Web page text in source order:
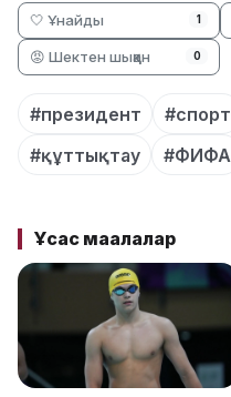
🤍 Ұнайды 1
😡 Шектен шыққан 0
#президент #спорт
#құттықтау
#ФИФА
Ұқсас мақалалар